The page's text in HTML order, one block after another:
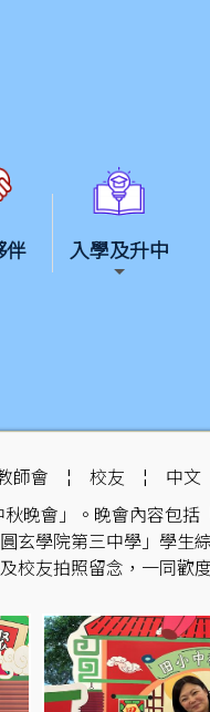
伴 入學及升中
師會 ¦ 校友 ¦
中文
晚會」。晚會內容包括
玄學院第三中學」學生
校友拍照留念，一同歡